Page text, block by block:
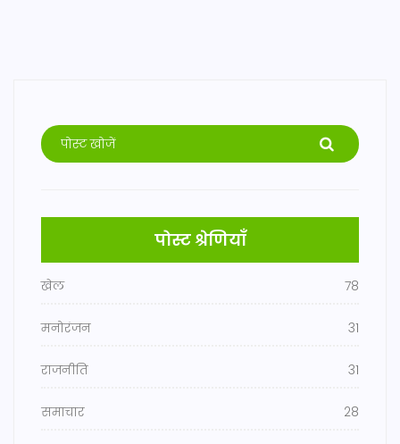
पोस्ट श्रेणियाँ
खेल 78
मनोरंजन 31
राजनीति 31
समाचार 28